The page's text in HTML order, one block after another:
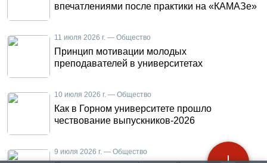
впечатлениями после практики на «КАМАЗе»
11 июля 2026 г. — Общество
Принцип мотивации молодых
преподавателей в университетах
10 июля 2026 г. — Общество
Как в Горном университете прошло
чествование выпускников-2026
9 июля 2026 г. — Общество